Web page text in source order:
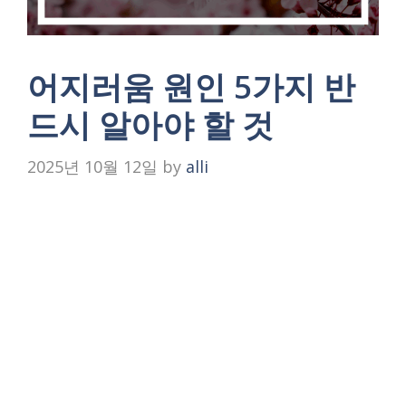
어지러움 원인 5가지 반
드시 알아야 할 것
2025년 10월 12일 by alli